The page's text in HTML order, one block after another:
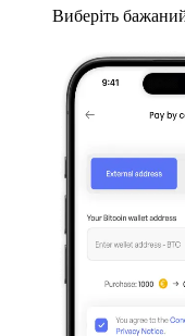
Виберіть